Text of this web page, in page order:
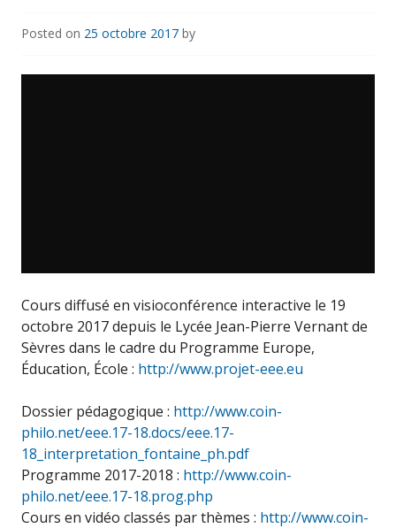
Posted on 25 octobre 2017 by
Cours diffusé en visioconférence interactive le 19
octobre 2017 depuis le Lycée Jean-Pierre Vernant de
Sèvres dans le cadre du Programme Europe,
Éducation, École : http://www.projet-eee.eu
Dossier pédagogique : http://www.coin-
philo.net/eee.17-18.docs/eee.17-
18_interpretation_fontaine_ph.pdf
Programme 2017-2018 : http://www.coin-
philo.net/eee.17-18.prog.php
Cours en vidéo classés par thèmes : http://www.coin-